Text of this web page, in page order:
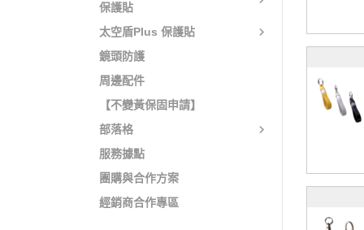
保護貼
太空盾Plus 保護貼
鏡頭防護
周邊配件
【不變黃保固申請】
部落格
服務據點
團購與合作方案
經銷商合作專區